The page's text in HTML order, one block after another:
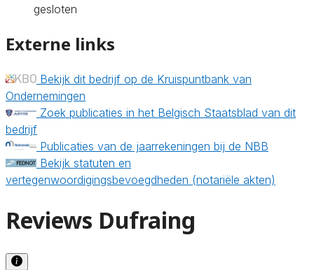
gesloten
Externe links
Bekijk dit bedrijf op de Kruispuntbank van
Ondernemingen
Zoek publicaties in het Belgisch Staatsblad van dit
bedrijf
Publicaties van de jaarrekeningen bij de NBB
Bekijk statuten en
vertegenwoordigingsbevoegdheden (notariële akten)
Reviews Dufraing